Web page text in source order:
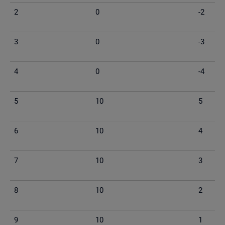
2 0 -2
3 0 -3
4 0 -4
5 10 5
6 10 4
7 10 3
8 10 2
9 10 1